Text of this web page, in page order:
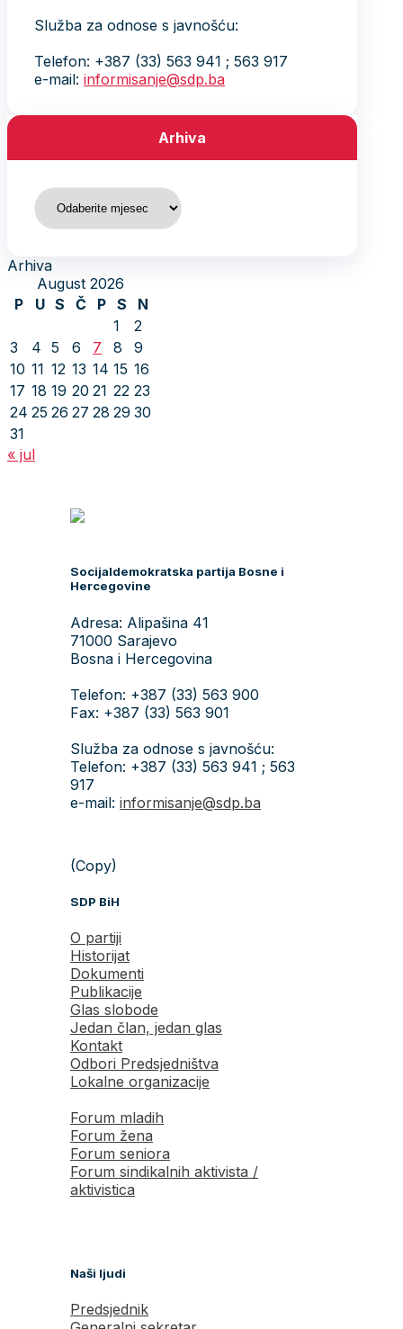
Služba za odnose s javnošću:
Telefon: +387 (33) 563 941 ; 563 917
e-mail: informisanje@sdp.ba
Arhiva
Arhiva
Arhiva
August 2026
P
U S Č P S
N
1
2
3
4 5 6 7 8
9
10 11 12 13 14 15 16
17 18 19 20 21 22 23
24 25 26 27 28 29 30
31
« jul
Socijaldemokratska partija Bosne i
Hercegovine
Adresa: Alipašina 41
71000 Sarajevo
Bosna i Hercegovina
Telefon: +387 (33) 563 900
Fax: +387 (33) 563 901
Služba za odnose s javnošću:
Telefon: +387 (33) 563 941 ; 563
917
e-mail: informisanje@sdp.ba
(Copy)
SDP BiH
O partiji
Historijat
Dokumenti
Publikacije
Glas slobode
Jedan član, jedan glas
Kontakt
Odbori Predsjedništva
Lokalne organizacije
Forum mladih
Forum žena
Forum seniora
Forum sindikalnih aktivista /
aktivistica
Naši ljudi
Predsjednik